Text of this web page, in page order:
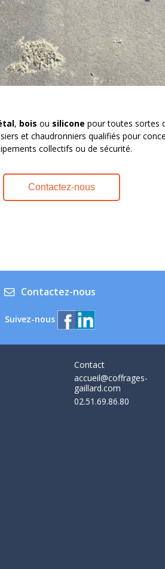
, bois ou silicone pour toutes sortes
et chaudronniers qualifiés pour
collectifs ou de sécurité.
Contactez-nous
Contactez-nous
Suivez-nous
Contact
accueil@coffrages-
gaillard.com
02.51.69.86.80